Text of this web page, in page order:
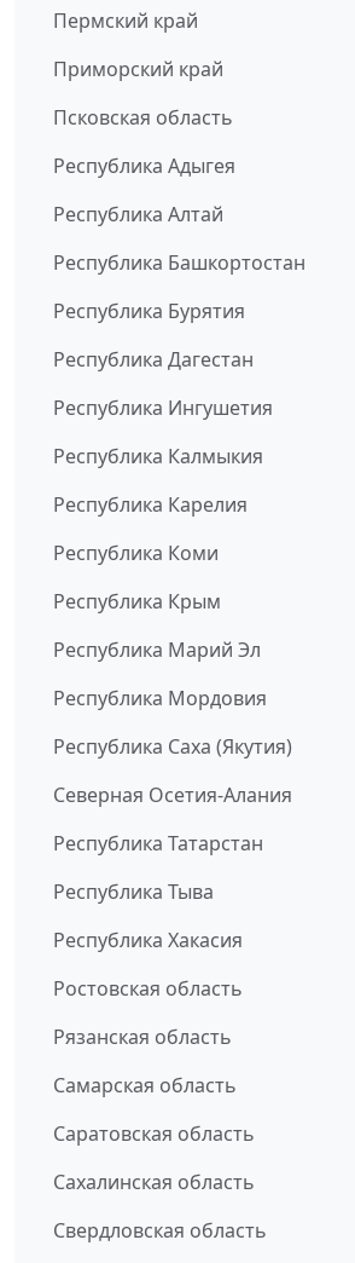
Пермский край
Приморский край
Псковская область
Республика Адыгея
Республика Алтай
Республика Башкортостан
Республика Бурятия
Республика Дагестан
Республика Ингушетия
Республика Калмыкия
Республика Карелия
Республика Коми
Республика Крым
Республика Марий Эл
Республика Мордовия
Республика Саха (Якутия)
Северная Осетия-Алания
Республика Татарстан
Республика Тыва
Республика Хакасия
Ростовская область
Рязанская область
Самарская область
Саратовская область
Сахалинская область
Свердловская область